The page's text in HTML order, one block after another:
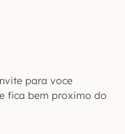
para voce
fica bem proximo do